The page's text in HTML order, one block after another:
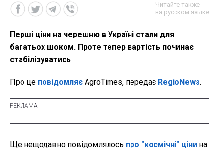
Читайте также
на русском языке
Перші ціни на черешню в Україні стали для
багатьох шоком. Проте тепер вартість починає
стабілізуватись
Про це повідомляє AgroTimes, передає RegioNews.
Ще нещодавно повідомлялось про "космічні" ціни на